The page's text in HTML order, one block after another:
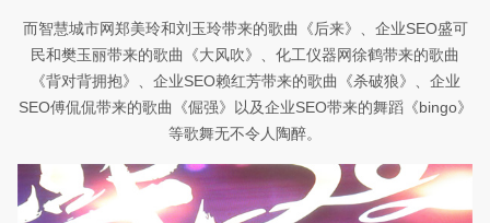
而智慧城市网郑美玲和刘玉玲带来的歌曲 《后来》、 企业SEO盛可
民和樊玉丽带来的歌曲《大风吹》、化工仪器网徐鹤带来的歌曲
《背对背拥抱》、企业SEO赖红芳带来的歌曲 《杀破狼》、 企业
SEO傅侃侃带来的歌曲《倔强》以及企业SEO带来的舞蹈《bingo》
等歌舞无不令人陶醉。